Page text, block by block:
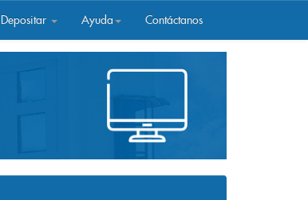
Depositar Ayuda Contáctanos